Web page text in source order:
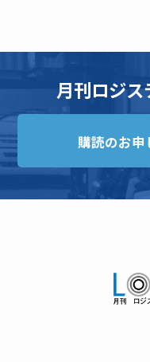
月刊ロジス
購読のお申